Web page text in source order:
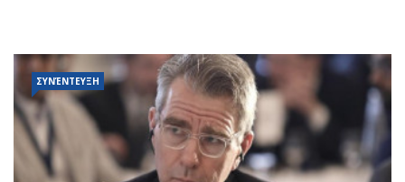
ΣΥΝΈΝΤΕΥΞΗ